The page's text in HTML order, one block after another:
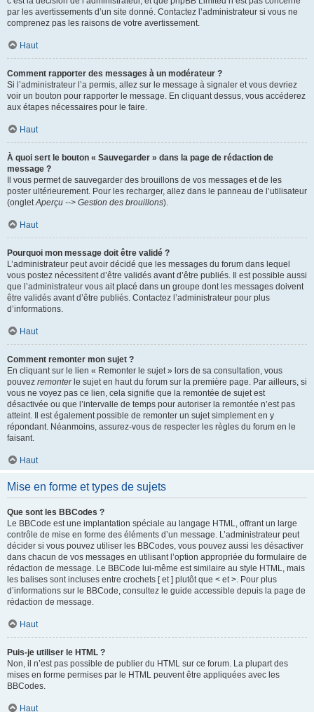
par les avertissements d’un site donné. Contactez l’administrateur si vous ne
comprenez pas les raisons de votre avertissement.
Haut
Comment rapporter des messages à un modérateur ?
Si l’administrateur l’a permis, allez sur le message à signaler et vous devriez
voir un bouton pour rapporter le message. En cliquant dessus, vous accéderez
aux étapes nécessaires pour le faire.
Haut
À quoi sert le bouton « Sauvegarder » dans la page de rédaction de
message ?
Il vous permet de sauvegarder des brouillons de vos messages et de les
poster ultérieurement. Pour les recharger, allez dans le panneau de l’utilisateur
(ongletAperçu --> Gestion des brouillons).
Haut
Pourquoi mon message doit être validé ?
L’administrateur peut avoir décidé que les messages du forum dans lequel
vous postez nécessitent d’être validés avant d’être publiés. Il est possible aussi
que l’administrateur vous ait placé dans un groupe dont les messages doivent
être validés avant d’être publiés. Contactez l’administrateur pour plus
d’informations.
Haut
Comment remonter mon sujet ?
En cliquant sur le lien « Remonter le sujet » lors de sa consultation, vous
pouvez remonterle sujet en haut du forum sur la première page. Par ailleurs, si
vous ne voyez pas ce lien, cela signifie que la remontée de sujet est
désactivée ou que l’intervalle de temps pour autoriser la remontée n’est pas
atteint. Il est également possible de remonter un sujet simplement en y
répondant. Néanmoins, assurez-vous de respecter les règles du forum en le
faisant.
Haut
Mise en forme et types de sujets
Que sont les BBCodes ?
Le BBCode est une implantation spéciale au langage HTML, offrant un large
contrôle de mise en forme des éléments d’un message. L’administrateur peut
décider si vous pouvez utiliser les BBCodes, vous pouvez aussi les désactiver
dans chacun de vos messages en utilisant l’option appropriée du formulaire de
rédaction de message. Le BBCode lui-même est similaire au style HTML, mais
les balises sont incluses entre crochets [ et ] plutôt que < et >. Pour plus
d’informations sur le BBCode, consultez le guide accessible depuis la page de
rédaction de message.
Haut
Puis-je utiliser le HTML ?
Non, il n’est pas possible de publier du HTML sur ce forum. La plupart des
mises en forme permises par le HTML peuvent être appliquées avec les
BBCodes.
Haut